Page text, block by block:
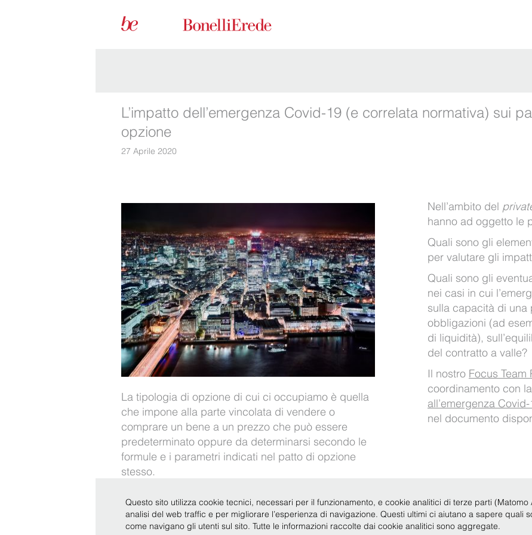
L’impatto dell’emergenza Covid-19 (e correlata normativa) sui
opzione
27 Aprile 2020
La tipologia di opzione di cui ci occupiamo è quella
che impone alla parte vincolata di vendere o
comprare un bene a un prezzo che può essere
predeterminato oppure da determinarsi secondo le
formule e i parametri indicati nel patto di opzione
stesso.
Nell’ambito del
hanno ad oggetto le
Quali sono gli
per valutare gli
Quali sono gli
nei casi in cui
sulla capacità di una
obbligazioni (ad
di liquidità),
del contratto a valle?
Il nostro Focus Team
coordinamento con la
all’emergenza
nel documento
Questo sito utilizza cookie tecnici, necessari per il funzionamento, e cookie analitici di terze parti
analisi del web traffic e per migliorare l’esperienza di navigazione. Questi ultimi ci aiutano a sapere quali
come navigano gli utenti sul sito. Tutte le informazioni raccolte dai cookie analitici sono aggregate.